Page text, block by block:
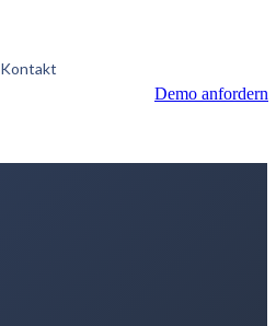
Kontakt
Demo anfordern